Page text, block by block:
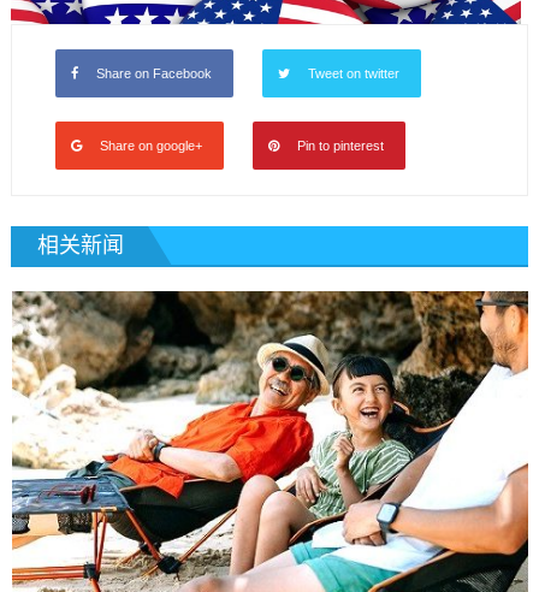
Share on Facebook Tweet on twitter
Share on google+ Pin to pinterest
相关新闻